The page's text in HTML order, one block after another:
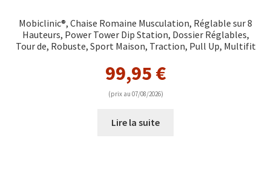
Mobiclinic®, Chaise Romaine Musculation, Réglable sur 8
Hauteurs, Power Tower Dip Station, Dossier Réglables,
Tour de, Robuste, Sport Maison, Traction, Pull Up, Multifit
99,95 €
(prix au 07/08/2026)
Lire la suite